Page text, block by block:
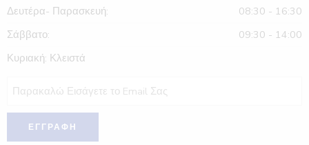
Δευτέρα- Παρασκευή:
08:30 - 16:30
Σάββατο:
09:30 - 14:00
Κυριακή: Κλειστά